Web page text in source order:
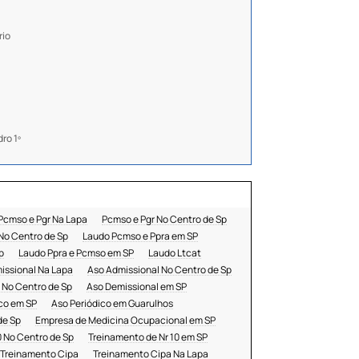
1º
e Pgr Na Lapa
Pcmso e Pgr No Centro de Sp
Centro de Sp
Laudo Pcmso e Ppra em SP
Laudo Ppra e Pcmso em SP
Laudo Ltcat
Na Lapa
Aso Admissional No Centro de Sp
Centro de Sp
Aso Demissional em SP
em SP
Aso Periódico em Guarulhos
Sp
Empresa de Medicina Ocupacional em SP
No Centro de Sp
Treinamento de Nr 10 em SP
Treinamento Cipa Treinamento Cipa Na Lapa